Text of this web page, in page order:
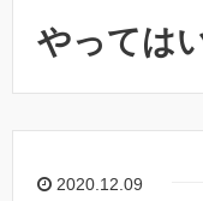
やっては
2020.12.09